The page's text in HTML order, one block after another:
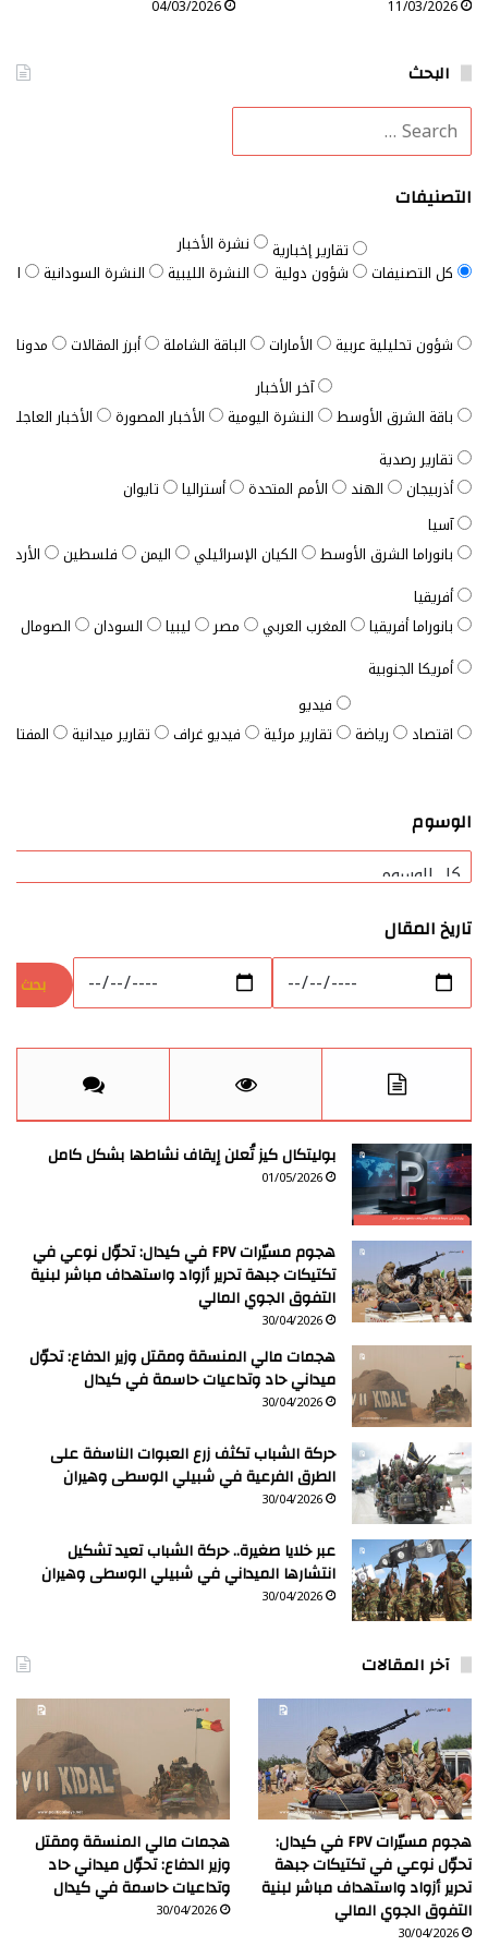
11/03/2026
04/03/2026
البحث
التصنيفات
كل التصنيفات
تقارير إخبارية
شؤون دولية
نشرة الأخبار
النشرة الليبية
النشرة السودانية
شؤون تحليلية عربية الأمارات الباقة الشاملة أبرز المقالات مدونات
باقة الشرق الأوسط
آخر الأخبار
النشرة اليومية
الأخبار المصورة
الأخبار العاجلة
تقارير رصدية
أذربيجان
الهند الأمم المتحدة أستراليا
تايوان
آسيا
بانوراما الشرق الأوسط
الكيان الإسرائيلي اليمن فلسطين
الأردن
أفريقيا
بانوراما أفريقيا
المغرب العربي مصر ليبيا السودان الصومال
أمريكا الجنوبية
اقتصاد رياضة
فيديو
تقارير مرئية
فيديو غراف تقارير ميدانية
الوسوم
تاريخ المقال
بوليتكال كيز تُعلن إيقاف نشاطها بشكل كامل
01/05/2026
هجوم مسيّرات FPV في كيدال: تحوّل نوعي في
تكتيكات جبهة تحرير أزواد واستهداف مباشر لبنية
التفوق الجوي المالي
30/04/2026
هجمات مالي المنسقة ومقتل وزير الدفاع: تحوّل
ميداني حاد وتداعيات حاسمة في كيدال
30/04/2026
حركة الشباب تكثف زرع العبوات الناسفة على
الطرق الفرعية في شبيلي الوسطى وهيران
30/04/2026
عبر خلايا صغيرة.. حركة الشباب تعيد تشكيل
انتشارها الميداني في شبيلي الوسطى وهيران
30/04/2026
آخر المقالات
هجوم مسيّرات FPV في كيدال:
تحوّل نوعي في تكتيكات جبهة
تحرير أزواد واستهداف مباشر لبنية
التفوق الجوي المالي
30/04/2026
هجمات مالي المنسقة ومقتل
وزير الدفاع: تحوّل ميداني حاد
وتداعيات حاسمة في كيدال
30/04/2026